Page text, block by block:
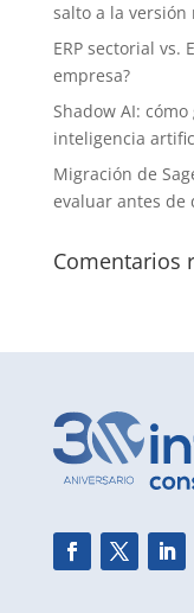
salto a la versión
ERP sectorial vs.
empresa?
Shadow AI:
inteligencia
Migración de
evaluar antes de
Comentarios